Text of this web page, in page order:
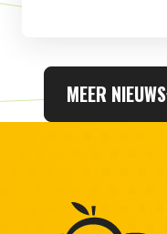
MEER NIEUWS